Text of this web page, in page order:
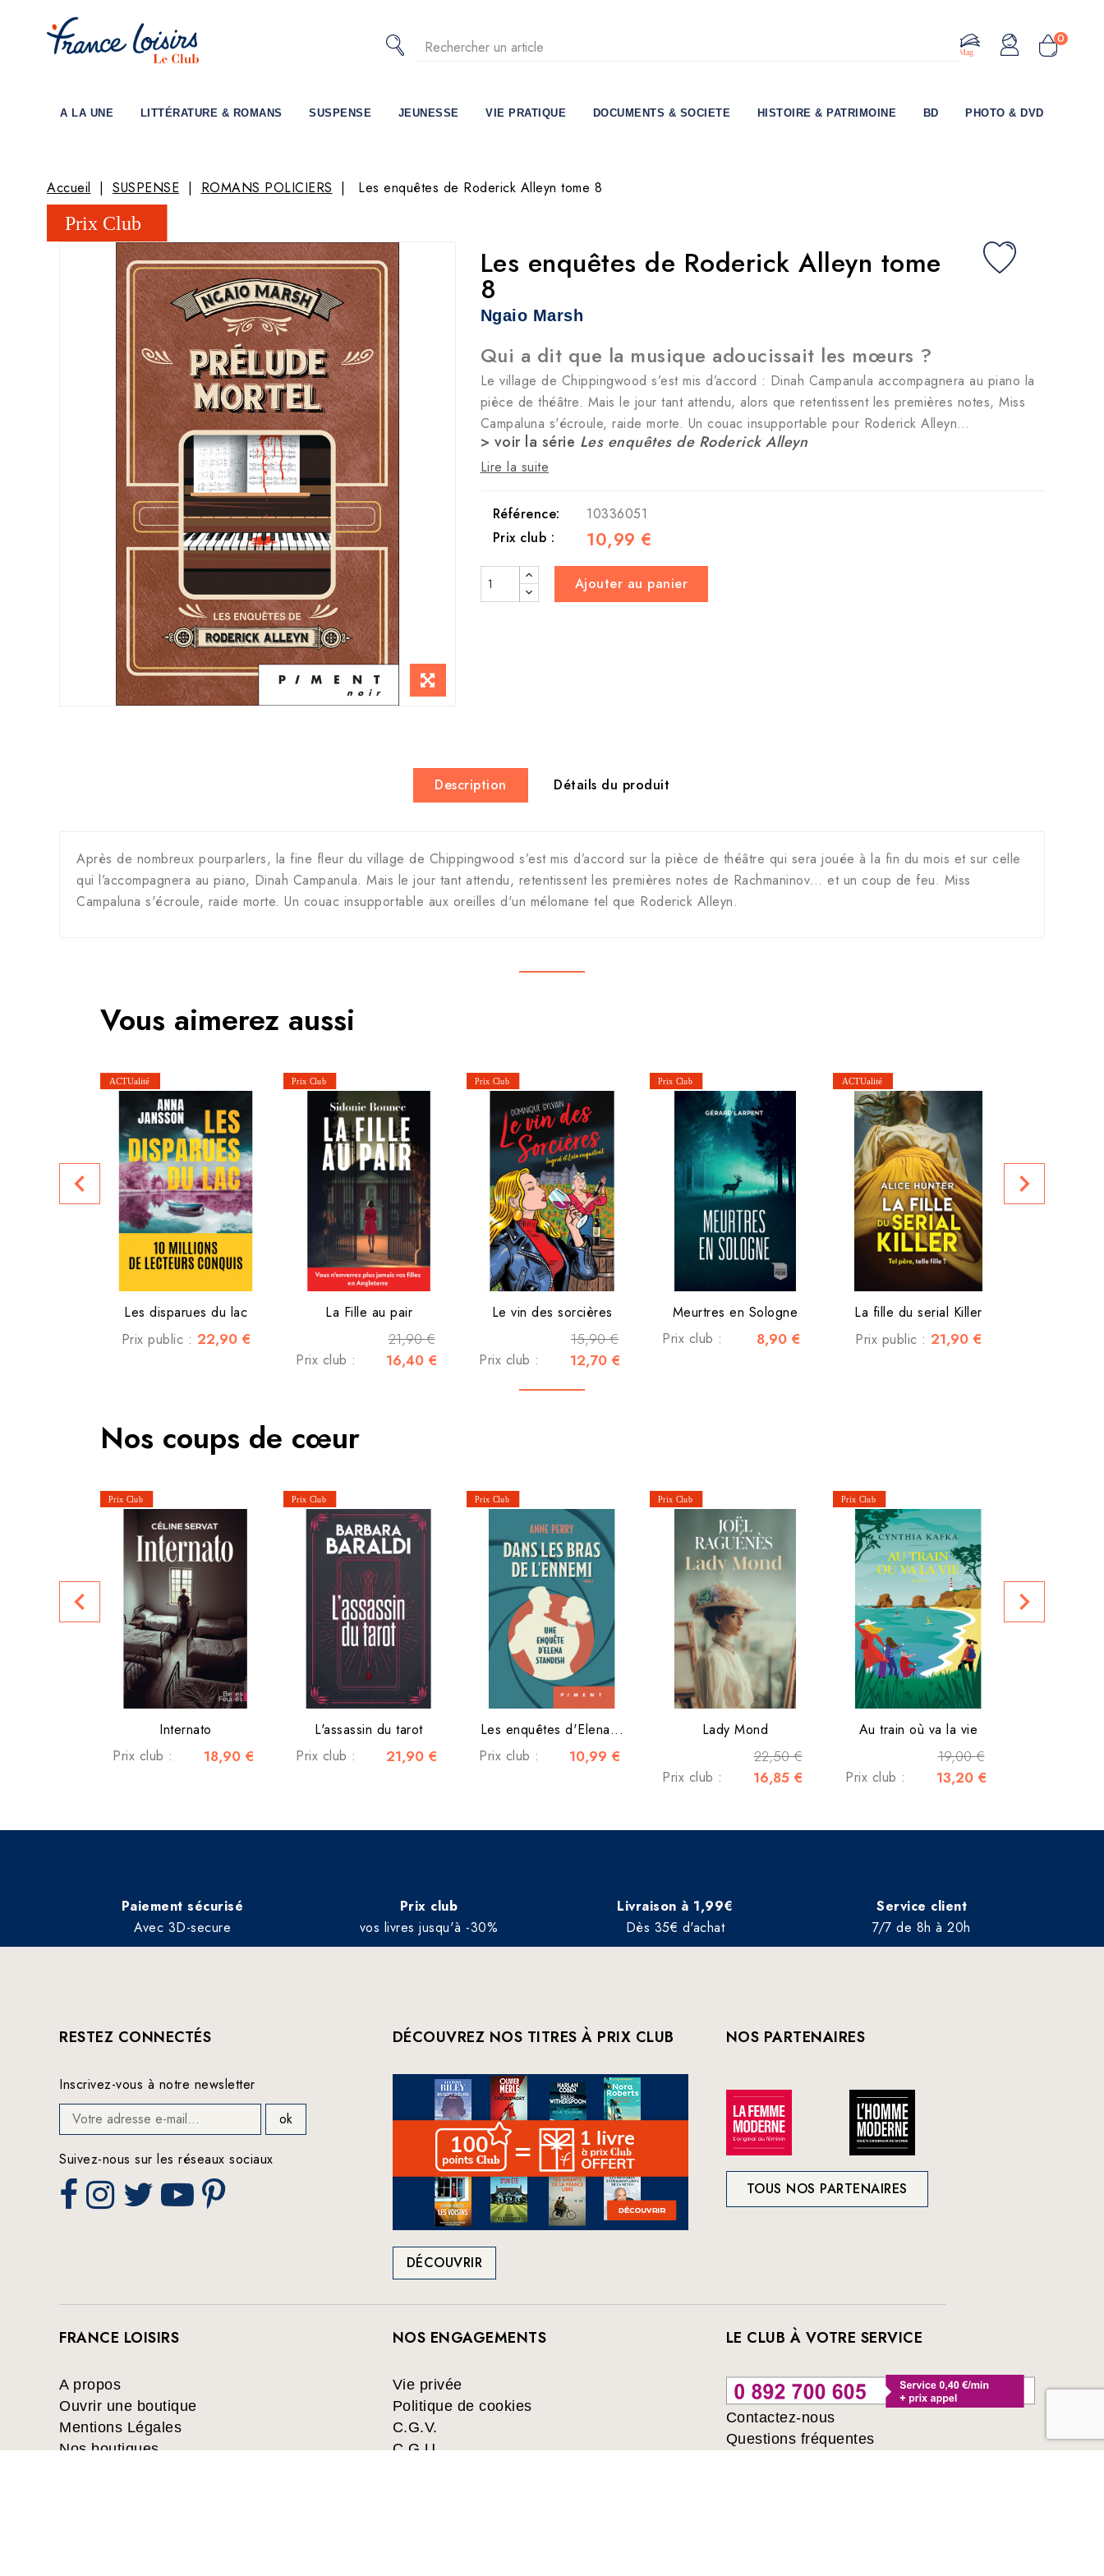
0
Le Mag
A LA UNE LITTÉRATURE & ROMANS SUSPENSE JEUNESSE VIE PRATIQUE DOCUMENTS & SOCIETE HISTOIRE & PATRIMOINE BD PHOTO & DVD
Accueil SUSPENSE ROMANS POLICIERS Les enquêtes de Roderick Alleyn tome 8
Les enquêtes de Roderick Alleyn tome
8
Ngaio Marsh
Qui a dit que la musique adoucissait les mœurs ?
Le village de Chippingwood s’est mis d’accord : Dinah Campanula accompagnera au piano la
pièce de théâtre. Mais le jour tant attendu, alors que retentissent les premières notes, Miss
Campaluna s'écroule, raide morte. Un couac insupportable pour Roderick Alleyn…
> voir la série Les enquêtes de Roderick Alleyn
Lire la suite
Référence:
10336051
Prix club :
10,99 €
Ajouter au panier
Description Détails du produit
Après de nombreux pourparlers, la fine fleur du village de Chippingwood s’est mis d’accord sur la pièce de théâtre qui sera jouée à la fin du mois et sur celle
qui l’accompagnera au piano, Dinah Campanula. Mais le jour tant attendu, retentissent les premières notes de Rachmaninov… et un coup de feu. Miss
Campaluna s'écroule, raide morte. Un couac insupportable aux oreilles d'un mélomane tel que Roderick Alleyn.
Vous aimerez aussi
Les disparues du lac
Prix public : 22,90 €
La Fille au pair
21,90 €
Prix club : 16,40 €
Le vin des sorcières
15,90 €
Prix club : 12,70 €
Meurtres en Sologne
Prix club :
8,90 €
La fille du serial Killer
Prix public : 21,90 €
Prix club :
navigate_before navigate_next
Nos coups de cœur
Internato
Prix club :
18,90 €
L'assassin du tarot
Prix club :
21,90 €
Les enquêtes d'Elena...
Prix club :
10,99 €
Lady Mond
22,50 €
Prix club : 16,85 €
Au train où va la vie
19,00 €
Prix club : 13,20 €
Prix club :
navigate_before navigate_next
Paiement sécurisé
Avec 3D-secure
Prix club
vos livres jusqu'à -30%
Livraison à 1,99€
Dès 35€ d'achat
Service client
7/7 de 8h à 20h
RESTEZ CONNECTÉS
Inscrivez-vous à notre newsletter
Suivez-nous sur les réseaux sociaux
DÉCOUVREZ NOS TITRES À PRIX CLUB
DÉCOUVRIR
NOS PARTENAIRES
TOUS NOS PARTENAIRES
FRANCE LOISIRS
A propos
Ouvrir une boutique
Mentions Légales
Nos boutiques
NOS ENGAGEMENTS
Vie privée
Politique de cookies
C.G.V.
C.G.U.
LE CLUB À VOTRE SERVICE
Contactez-nous
Questions fréquentes